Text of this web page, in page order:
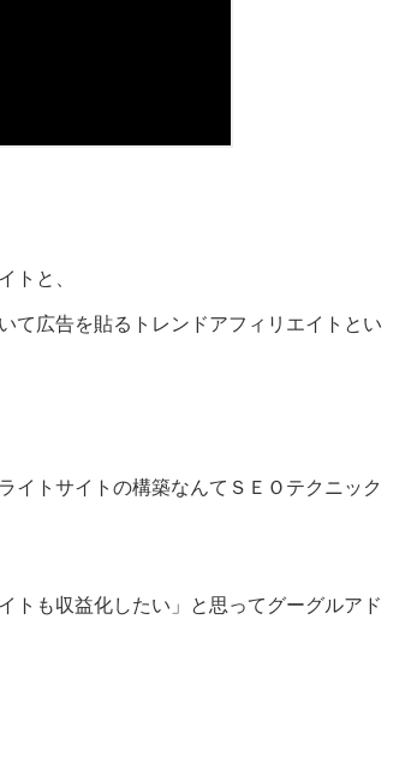
トと、
て広告を貼るトレンドアフィリエイトとい
イトサイトの構築なんてＳＥＯテクニック
トも収益化したい」と思ってグーグルアド